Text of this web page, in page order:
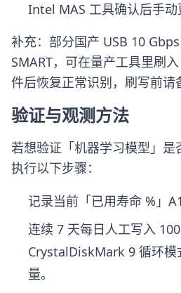
Intel MAS 工具确认后手动
补充：部分国产 USB 10
SMART，可在量产工具里刷
件后恢复正常识别，刷写前请
验证与观测方法
若想验证「机器学习模型」是
执行以下步骤：
记录当前「已用寿命 %」
连续 7 天每日人工写入
CrystalDiskMark 9 循环模
量。